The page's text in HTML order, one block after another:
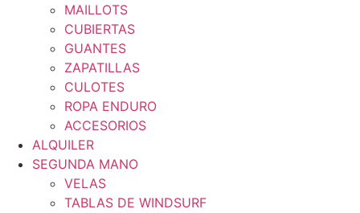
MAILLOTS
CUBIERTAS
GUANTES
ZAPATILLAS
CULOTES
ROPA ENDURO
ACCESORIOS
ALQUILER
SEGUNDA MANO
VELAS
TABLAS DE WINDSURF